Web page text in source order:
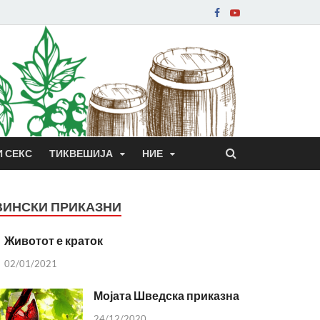
СЕКС ТИКВЕШИЈА НИЕ
ПРИКАЗНИ
Животот е краток
02/01/2021
Мојата Шведска приказна